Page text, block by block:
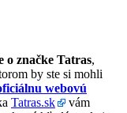
o značke Tatras,
by ste si mohli
webovú
Tatras.sk
vám